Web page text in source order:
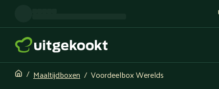
Maaltijdboxen
Voordeelbox Werelds